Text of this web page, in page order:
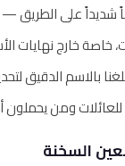
على الطريق —
خارج نهايات
بالاسم الدقيق
للعائلات ومن يحملون
السخنة